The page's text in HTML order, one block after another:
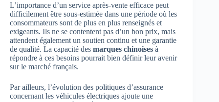
L’importance d’un service après-vente efficace peut
difficilement être sous-estimée dans une période où les
consommateurs sont de plus en plus renseignés et
exigeants. Ils ne se contentent pas d’un bon prix, mais
attendent également un soutien continu et une garantie
de qualité. La capacité des marques chinoises à
répondre à ces besoins pourrait bien définir leur avenir
sur le marché français.
Par ailleurs, l’évolution des politiques d’assurance
concernant les véhicules électriques ajoute une